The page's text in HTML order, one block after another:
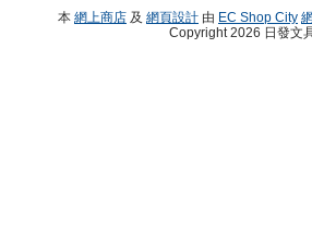
本 網上商店 及 網頁設計 由 EC Shop City
Copyright 2026 日發文